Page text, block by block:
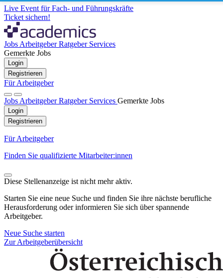
Live Event für Fach- und Führungskräfte
Ticket sichern!
Jobs ArbeitgeberRatgeber Services
Gemerkte Jobs
Login
Registrieren
Für Arbeitgeber
Jobs ArbeitgeberRatgeber Services Gemerkte Jobs
Login
Registrieren
Für Arbeitgeber
Finden Sie qualifizierte Mitarbeiter:innen
Diese Stellenanzeige ist nicht mehr aktiv.
Starten Sie eine neue Suche und finden Sie ihre nächste berufliche
Herausforderung oder informieren Sie sich über spannende
Arbeitgeber.
Neue Suche starten
Zur Arbeitgeberübersicht